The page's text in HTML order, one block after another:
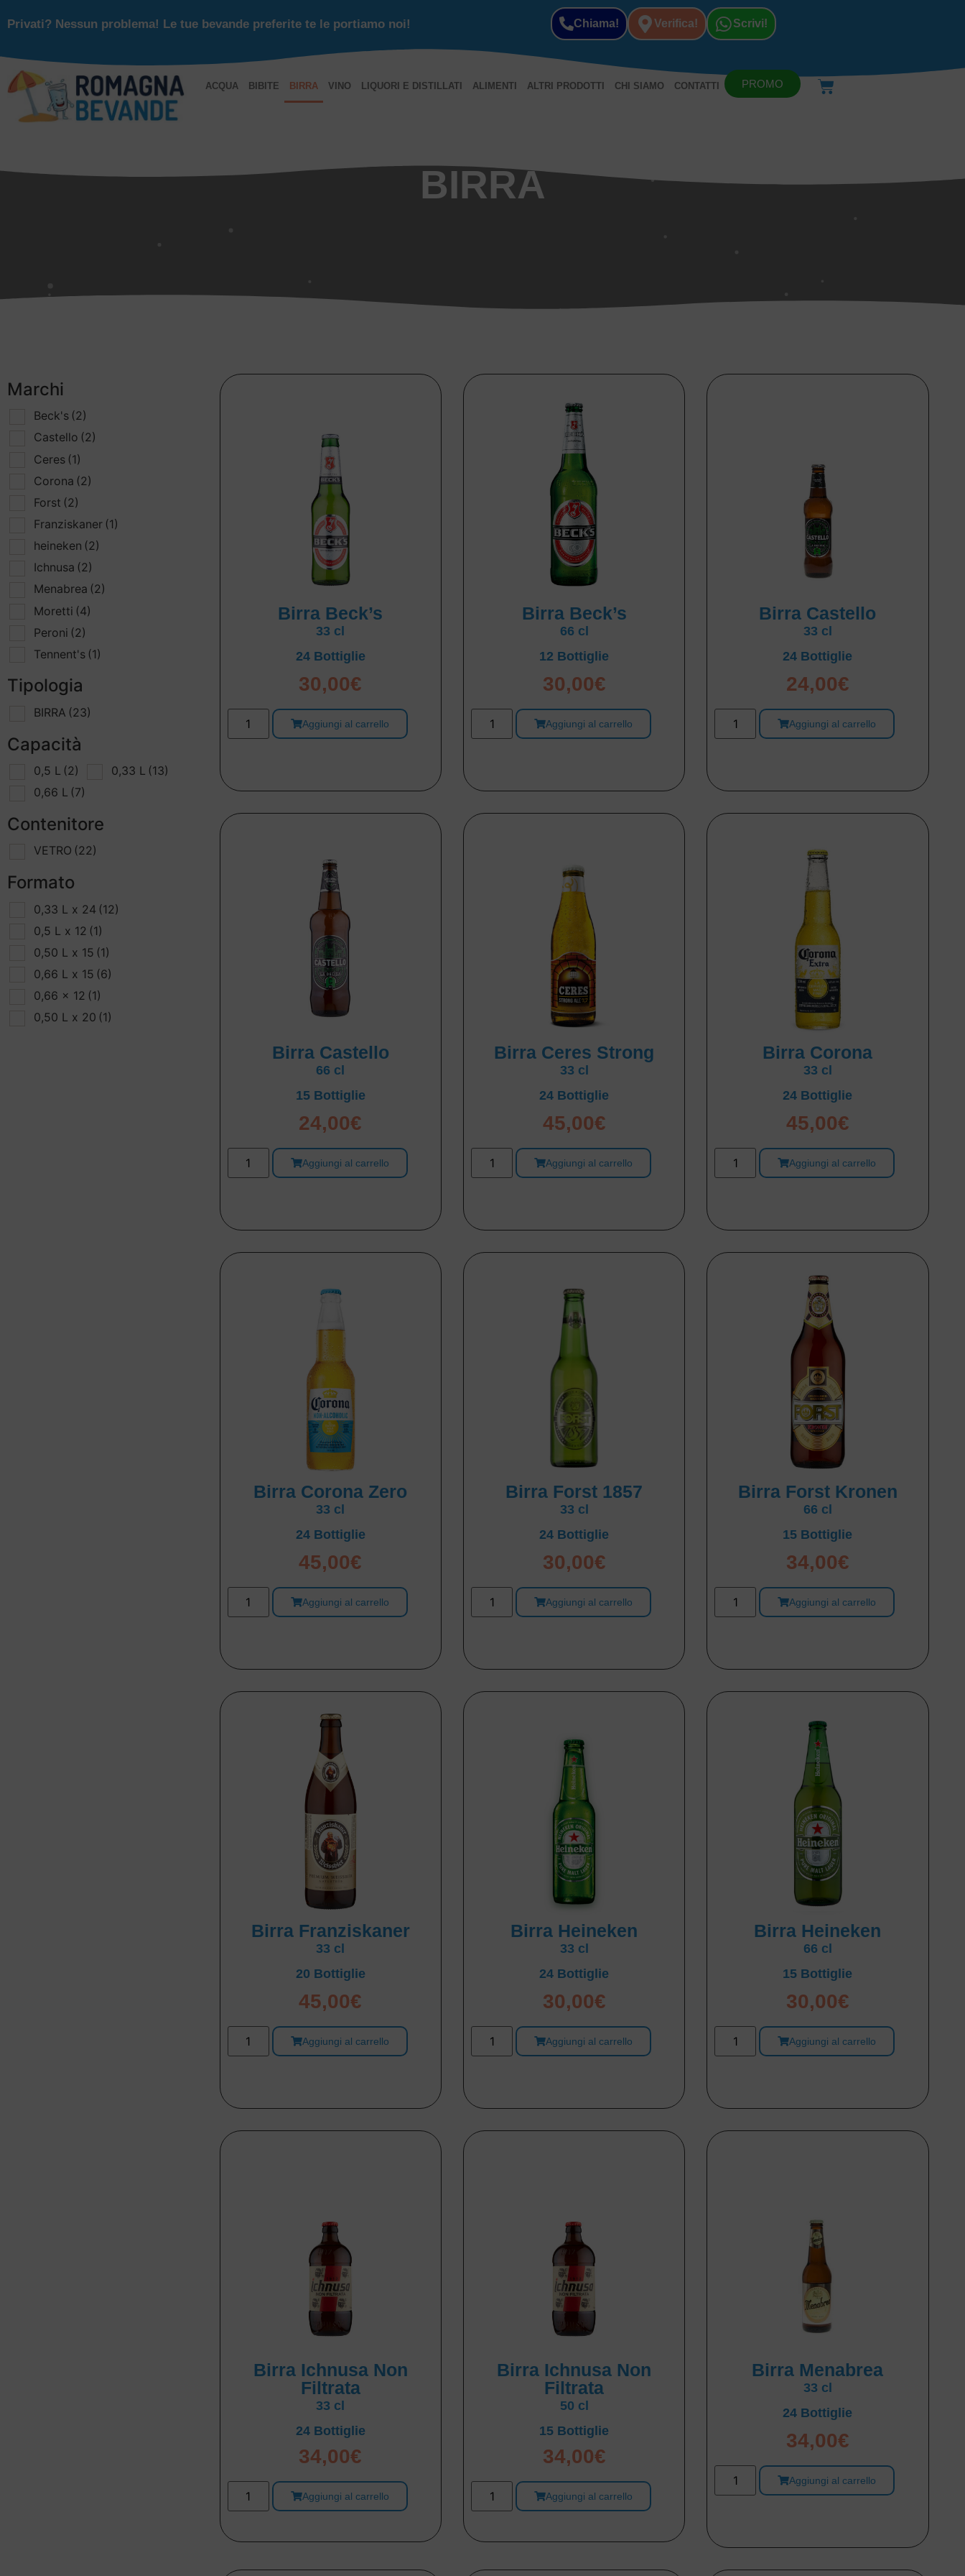
Privati? Nessun problema! Le tue bevande preferite te le portiamo noi! Chiama! Verifica! Scrivi!
ACQUA BIBITE BIRRA VINO LIQUORI E DISTILLATI ALIMENTI ALTRI PRODOTTI CHI SIAMO CONTATTI PROMO
BIRRA
Marchi
Beck's (2)
Castello (2)
Ceres (1)
Corona (2)
Forst (2)
Franziskaner (1)
heineken (2)
Ichnusa (2)
Menabrea (2)
Moretti (4)
Peroni (2)
Tennent's (1)
Tipologia
BIRRA (23)
Capacità
0,5 L (2) 0,33 L (13)
0,66 L (7)
Contenitore
VETRO (22)
Formato
0,33 L x 24 (12)
0,5 L x 12 (1)
0,50 L x 15 (1)
0,66 L x 15 (6)
0,66 x 12 (1)
0,50 L x 20 (1)
Birra Beck’s
33 cl
24 Bottiglie
30,00€
Aggiungi al carrello
Birra Beck’s
66 cl
12 Bottiglie
30,00€
Aggiungi al carrello
Birra Castello
33 cl
24 Bottiglie
24,00€
Aggiungi al carrello
Birra Castello
66 cl
15 Bottiglie
24,00€
Aggiungi al carrello
Birra Ceres Strong
33 cl
24 Bottiglie
45,00€
Aggiungi al carrello
Birra Corona
33 cl
24 Bottiglie
45,00€
Aggiungi al carrello
Birra Corona Zero
33 cl
24 Bottiglie
45,00€
Aggiungi al carrello
Birra Forst 1857
33 cl
24 Bottiglie
30,00€
Aggiungi al carrello
Birra Forst Kronen
66 cl
15 Bottiglie
34,00€
Aggiungi al carrello
Birra Franziskaner
33 cl
20 Bottiglie
45,00€
Aggiungi al carrello
Birra Heineken
33 cl
24 Bottiglie
30,00€
Aggiungi al carrello
Birra Heineken
66 cl
15 Bottiglie
30,00€
Aggiungi al carrello
Birra Ichnusa Non
Filtrata
33 cl
24 Bottiglie
34,00€
Aggiungi al carrello
Birra Ichnusa Non
Filtrata
50 cl
15 Bottiglie
34,00€
Aggiungi al carrello
Birra Menabrea
33 cl
24 Bottiglie
34,00€
Aggiungi al carrello